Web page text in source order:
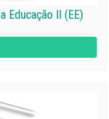
Educação II (EE)